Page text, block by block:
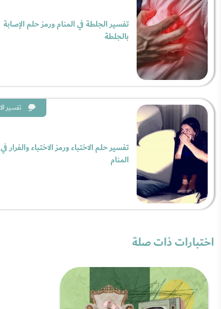
تفسير الجلطة في المنام ورمز حلم الإصابة
بالجلطة
تفسير
تفسير حلم الاختباء ورمز الاختباء والفرار في
المنام
اختبارات ذات صلة